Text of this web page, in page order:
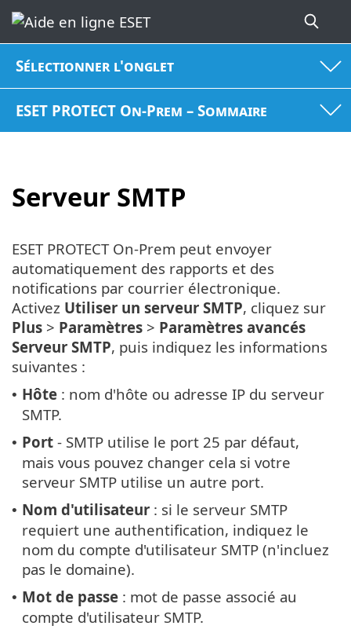
Sélectionner l'onglet
ESET PROTECT On-Prem – Sommaire
Serveur SMTP
ESET PROTECT On-Prem peut envoyer
automatiquement des rapports et des
notifications par courrier électronique.
Activez Utiliser un serveur SMTP, cliquez sur
Plus > Paramètres > Paramètres avancés
Serveur SMTP, puis indiquez les informations
suivantes :
• Hôte : nom d'hôte ou adresse IP du serveur
SMTP.
• Port - SMTP utilise le port 25 par défaut,
mais vous pouvez changer cela si votre
serveur SMTP utilise un autre port.
• Nom d'utilisateur : si le serveur SMTP
requiert une authentification, indiquez le
nom du compte d'utilisateur SMTP (n'incluez
pas le domaine).
• Mot de passe : mot de passe associé au
compte d'utilisateur SMTP.